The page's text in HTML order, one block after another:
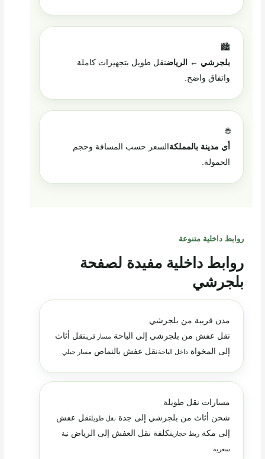
🏙️
بلجرشي ← الرياضنقل طويل بتجهيزات كاملة
واتفاق واضح.
🌐
أي مدينة بالمملكة السعر حسب المسافة وحجم
الحمولة.
روابط داخلية متنوعة
روابط داخلية مفيدة لصفحة
بلجرشي
مدن قريبة من بلجرشي
نقل عفش من بلجرشي إلى الباحة مسار قريبنقل أثاث
إلى المخواةداخل الباحةنقل عفش بالنماص مسار جبلي
مسارات نقل طويلة
شحن أثاث من بلجرشي إلى جدة نقل طويلنقل عفش
إلى مكةربط حجازيتكلفة نقل العفش إلى الرياض نية
سعرية